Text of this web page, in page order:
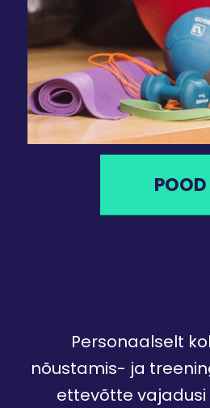
POOD
Personaalselt
nõustamis- ja
ettevõtte